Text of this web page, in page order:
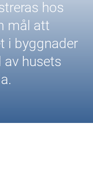
hos
mål att
i byggnader
husets